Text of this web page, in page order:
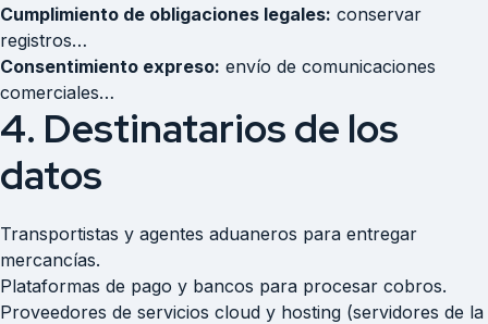
Cumplimiento de obligaciones legales: conservar
registros…
Consentimiento expreso: envío de comunicaciones
comerciales…
4. Destinatarios de los
datos
Transportistas y agentes aduaneros para entregar
mercancías.
Plataformas de pago y bancos para procesar cobros.
Proveedores de servicios cloud y hosting (servidores de la